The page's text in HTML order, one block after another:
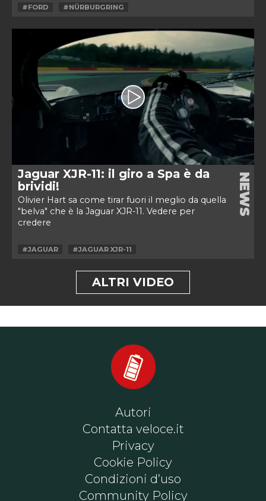
#FORD #NÜRBURGRING
Jaguar XJR-11: il giro a Spa è da
brividi!
Olivier Hart sa come tirar fuori il meglio da quella
"belva" che è la Jaguar XJR-11. Vedere per
credere
NEWS
#JAGUAR #JAGUAR XJR-11
ALTRI VIDEO
Autori
Contatta veloce.it
Privacy
Cookie Policy
Condizioni d’uso
Community Policy